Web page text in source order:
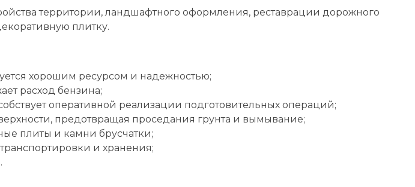
территории, ландшафтного оформления, реставрации дорожного
плитку.
хорошим ресурсом и надежностью;
расход бензина;
оперативной реализации подготовительных операций;
предотвращая проседания грунта и вымывание;
плиты и камни брусчатки;
и хранения;